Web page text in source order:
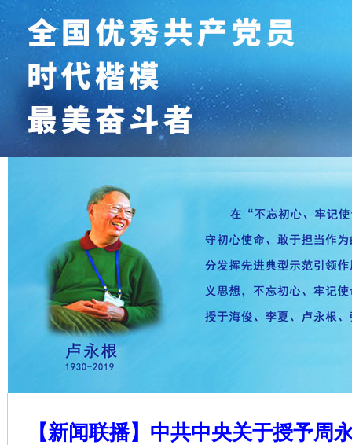
【新闻联播】中共中央关于授予